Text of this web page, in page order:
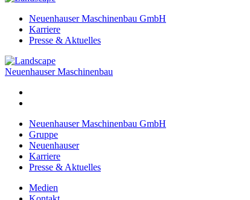
Neuenhauser Maschinenbau GmbH
Karriere
Presse & Aktuelles
Neuenhauser Maschinenbau
Neuenhauser Maschinenbau GmbH
Gruppe
Neuenhauser
Karriere
Presse & Aktuelles
Medien